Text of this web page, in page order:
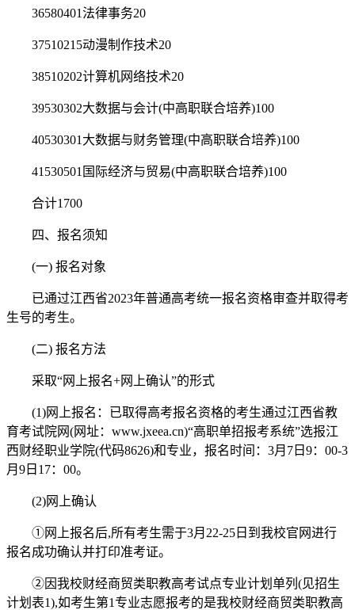
36580401法律事务20
37510215动漫制作技术20
38510202计算机网络技术20
39530302大数据与会计(中高职联合培养)100
40530301大数据与财务管理(中高职联合培养)100
41530501国际经济与贸易(中高职联合培养)100
合计1700
四、报名须知
(一) 报名对象
已通过江西省2023年普通高考统一报名资格审查并取得考
生号的考生。
(二) 报名方法
采取“网上报名+网上确认”的形式
(1)网上报名：已取得高考报名资格的考生通过江西省教
育考试院网(网址：www.jxeea.cn)“高职单招报考系统”选报江
西财经职业学院(代码8626)和专业，报名时间：3月7日9：00-3
月9日17：00。
(2)网上确认
①网上报名后,所有考生需于3月22-25日到我校官网进行
报名成功确认并打印准考证。
②因我校财经商贸类职教高考试点专业计划单列(见招生
计划表1),如考生第1专业志愿报考的是我校财经商贸类职教高